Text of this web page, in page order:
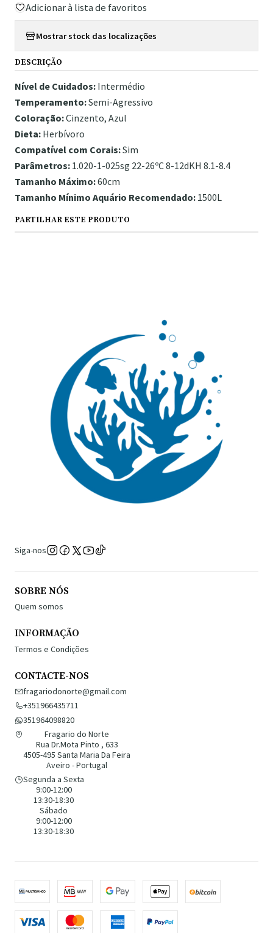
Adicionar à lista de favoritos
Mostrar stock das localizações
DESCRIÇÃO
Nível de Cuidados: Intermédio
Temperamento:Semi-Agressivo
Coloração:Cinzento, Azul
Dieta: Herbívoro
Compatível com Corais:Sim
Parâmetros: 1.020-1-025sg 22-26ºC 8-12dKH 8.1-8.4
Tamanho Máximo:60cm
Tamanho Mínimo Aquário Recomendado: 1500L
PARTILHAR ESTE PRODUTO
Siga-nos
SOBRE NÓS
Quem somos
INFORMAÇÃO
Termos e Condições
CONTACTE-NOS
fragariodonorte@gmail.com
+351966435711
351964098820
Fragario do Norte
Rua Dr.Mota Pinto , 633
4505-495 Santa Maria Da Feira
Aveiro - Portugal
Segunda a Sexta
9:00-12:00
13:30-18:30
Sábado
9:00-12:00
13:30-18:30